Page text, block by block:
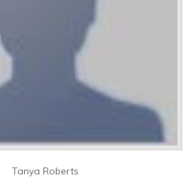
Tanya Roberts